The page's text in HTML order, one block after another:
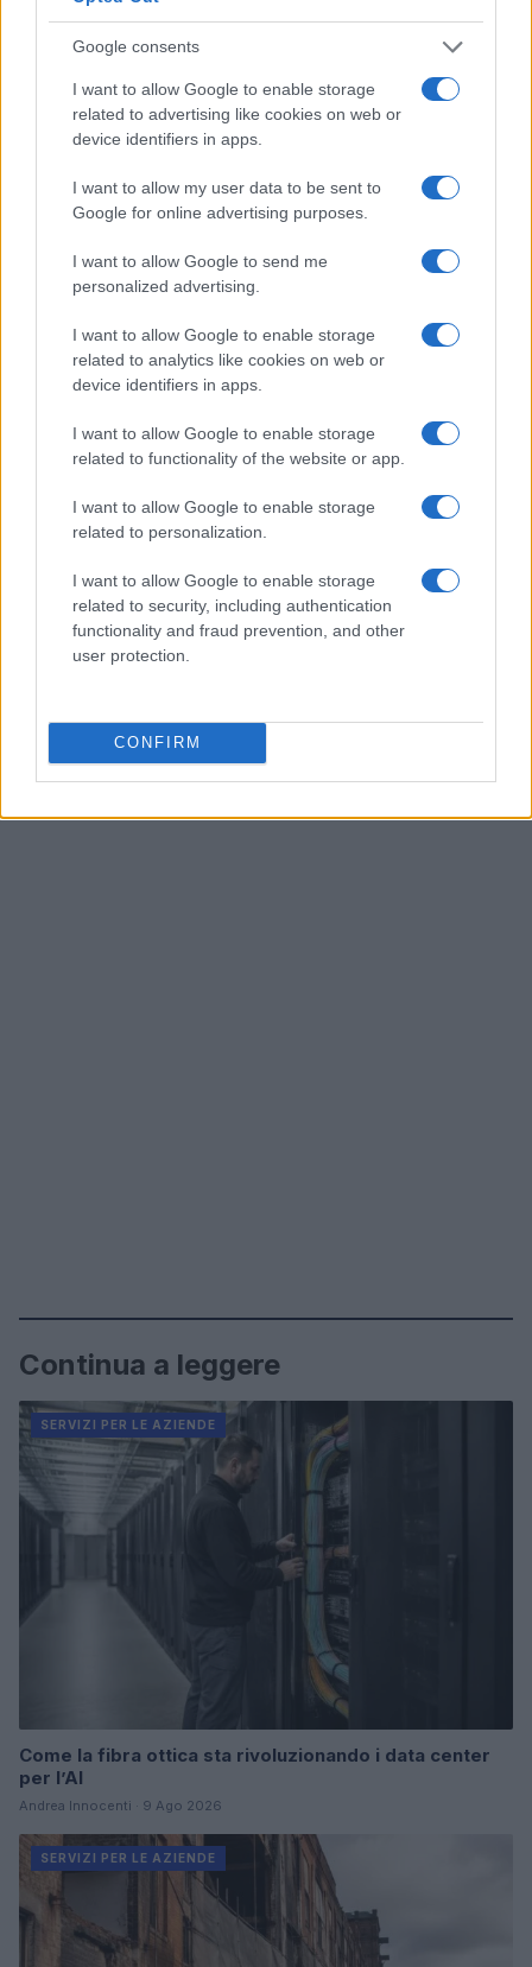
Google consents
I want to allow Google to enable storage
related to advertising like cookies on web or
device identifiers in apps.
I want to allow my user data to be sent to
Google for online advertising purposes.
I want to allow Google to send me
personalized advertising.
I want to allow Google to enable storage
related to analytics like cookies on web or
device identifiers in apps.
I want to allow Google to enable storage
related to functionality of the website or app.
I want to allow Google to enable storage
related to personalization.
I want to allow Google to enable storage
related to security, including authentication
functionality and fraud prevention, and other
user protection.
CONFIRM
24 ore, tentativi di contatto documentati,feedback
su qualità dei lead. Ogni mese, revisione
congiunta di tassi di accettazione (SAL), tasso di
avanzamento a opportunità e motivi di scarto; da
contenuti.
tassonomia per industry, ruolo e stadio, unlead
per 90 giorni. Così i test restano comparabili, i
workflow stabili e la newsletter smette di essere un
pipeline.
AUTORE
Andrea Innocenti
Andrea Innocenti ha coordinato dall'estero il
rientro di una cronista napoletana durante una
crisi diplomatica, gestendo contatti con
a Napoli, parla dialetto locale e mantiene
rapporti con ONG partenopee.
Continua a leggere
SERVIZI PER LE AZIENDE
Come la fibra ottica sta rivoluzionando i data center
per l’AI
Andrea Innocenti · 9 Ago 2026
SERVIZI PER LE AZIENDE